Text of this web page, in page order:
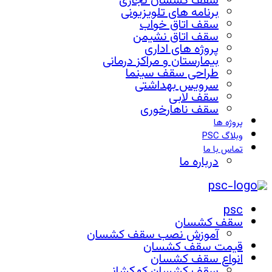
برنامه های تلویزیونی
سقف اتاق خواب
سقف اتاق نشیمن
پروژه های اداری
بیمارستان و مراکز درمانی
طراحی سقف سینما
سرویس بهداشتی
سقف لابی
سقف ناهارخوری
پروژه ها
وبلاگ PSC
تماس با ما
درباره ما
psc
سقف کشسان
آموزش نصب سقف کشسان
قیمت سقف کشسان
انواع سقف کشسان